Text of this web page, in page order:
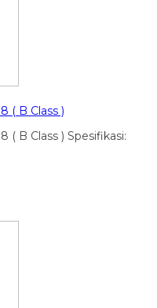
( B Class )
( B Class ) Spesifikasi: